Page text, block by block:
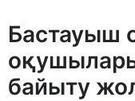
Бастауыш
байыту